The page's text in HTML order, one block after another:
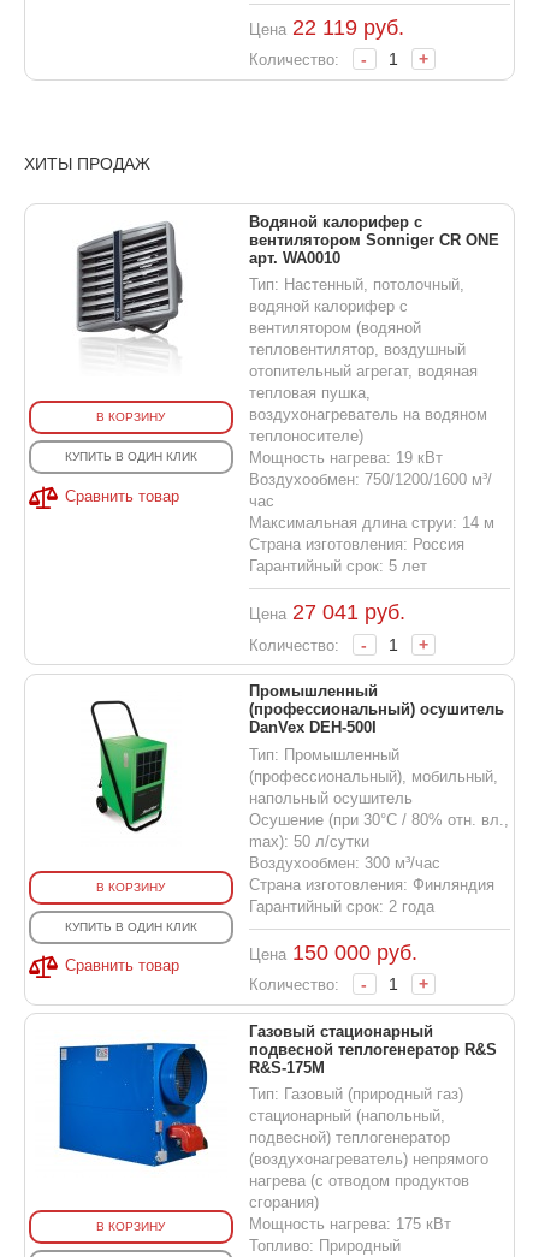
Цена 22 119руб.
Количество: - +
ХИТЫ ПРОДАЖ
В КОРЗИНУ
КУПИТЬ В ОДИН КЛИК
Сравнить товар
Водяной калорифер с
вентилятором Sonniger CR ONE
арт. WA0010
Тип: Настенный, потолочный,
водяной калорифер с
вентилятором (водяной
тепловентилятор, воздушный
отопительный агрегат, водяная
тепловая пушка,
воздухонагреватель на водяном
теплоносителе)
Мощность нагрева: 19 кВт
Воздухообмен: 750/1200/1600 м³/
час
Максимальная длина струи: 14 м
Страна изготовления: Россия
Гарантийный срок: 5 лет
Цена 27 041руб.
Количество: - +
В КОРЗИНУ
КУПИТЬ В ОДИН КЛИК
Сравнить товар
Промышленный
(профессиональный) осушитель
DanVex DEH-500I
Тип: Промышленный
(профессиональный), мобильный,
напольный осушитель
Осушение (при 30°С / 80% отн. вл.,
max): 50 л/сутки
Воздухообмен: 300 м³/час
Страна изготовления: Финляндия
Гарантийный срок: 2 года
Цена 150 000руб.
Количество: - +
В КОРЗИНУ
Газовый стационарный
подвесной теплогенератор R&S
R&S-175M
Тип: Газовый (природный газ)
стационарный (напольный,
подвесной) теплогенератор
(воздухонагреватель) непрямого
нагрева (с отводом продуктов
сгорания)
Мощность нагрева: 175 кВт
Топливо: Природный